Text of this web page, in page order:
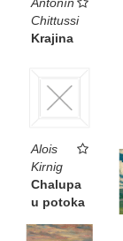
Chittussi
Krajina
Alois
Kirnig
Chalupa
u potoka